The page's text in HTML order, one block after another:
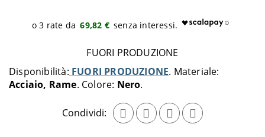
Disponibilità: FUORI PRODUZIONE Materiale:
Acciaio, Rame Colore: Nero
Condividi:
69,82 €
FUORI PRODUZIONE